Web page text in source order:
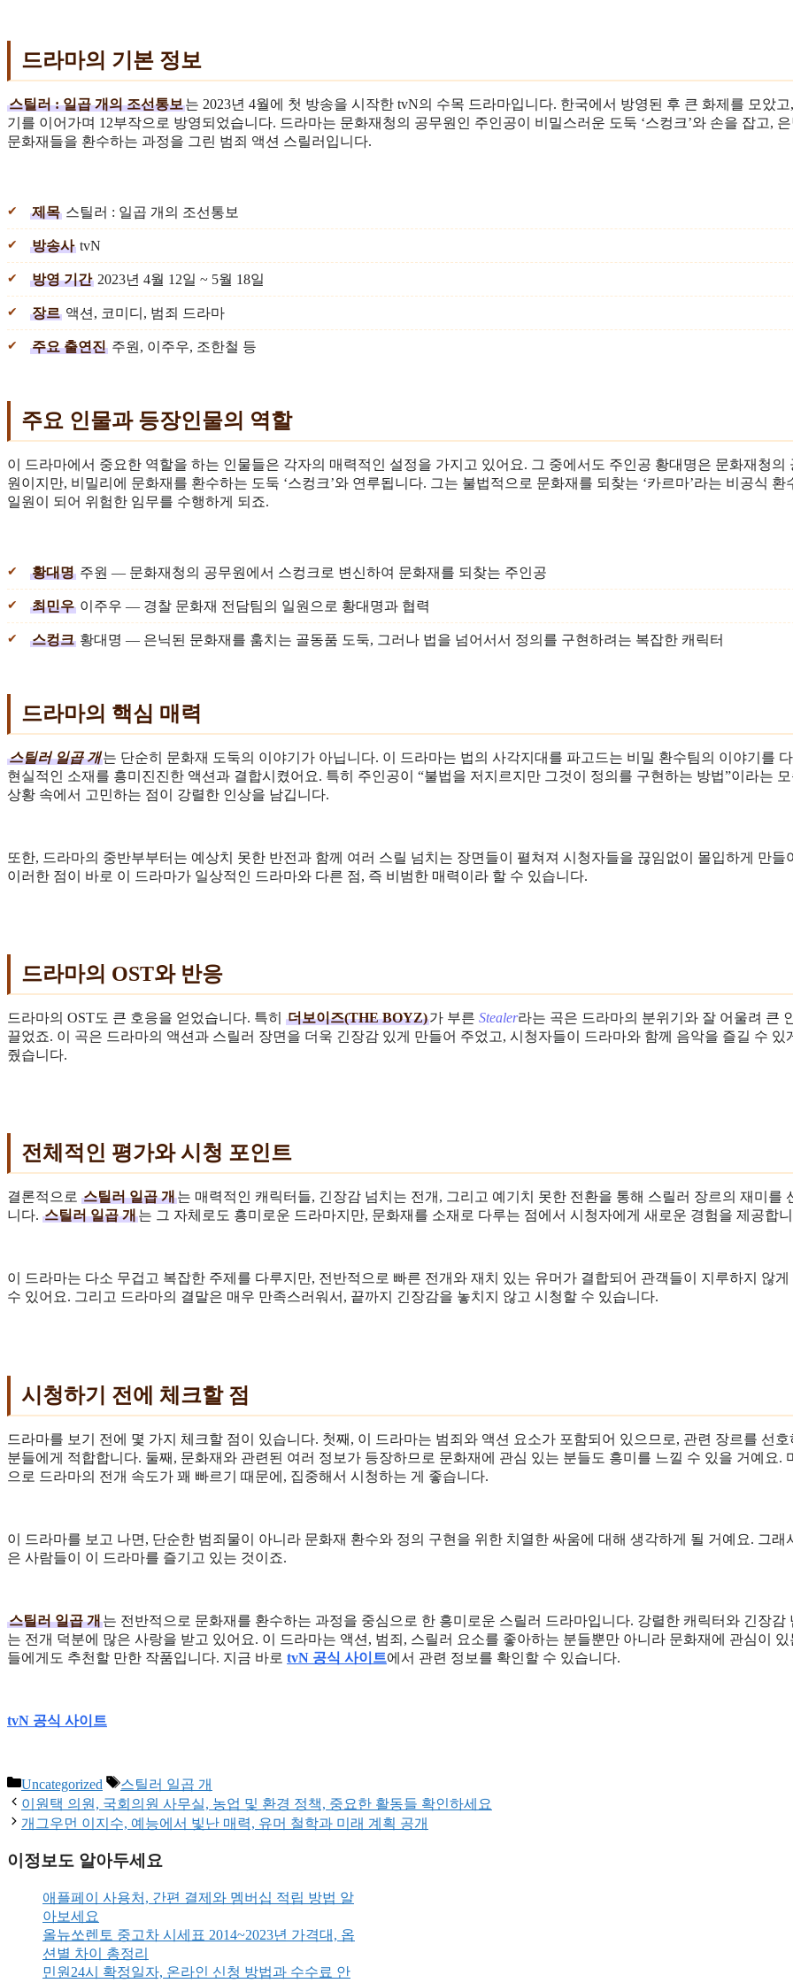
드라마의 기본 정보
스틸러 : 일곱 개의 조선통보는 2023년 4월에 첫 방송을 시작한 tvN의 수목 드라마입니다. 한국에서 방영된 후 큰 화제를 모았고
기를 이어가며 12부작으로 방영되었습니다. 드라마는 문화재청의 공무원인 주인공이 비밀스러운 도둑 ‘스컹크’와 손을 잡고, 은
문화재들을 환수하는 과정을 그린 범죄 액션 스릴러입니다.
제목 스틸러 : 일곱 개의 조선통보
방송사 tvN
방영 기간 2023년 4월 12일 ~ 5월 18일
장르 액션, 코미디, 범죄 드라마
주요 출연진 주원, 이주우, 조한철 등
주요 인물과 등장인물의 역할
이 드라마에서 중요한 역할을 하는 인물들은 각자의 매력적인 설정을 가지고 있어요. 그 중에서도 주인공 황대명은 문화재청의
원이지만, 비밀리에 문화재를 환수하는 도둑 ‘스컹크’와 연루됩니다. 그는 불법적으로 문화재를 되찾는 ‘카르마’라는 비공식 환
일원이 되어 위험한 임무를 수행하게 되죠.
황대명 주원 — 문화재청의 공무원에서 스컹크로 변신하여 문화재를 되찾는 주인공
최민우 이주우 — 경찰 문화재 전담팀의 일원으로 황대명과 협력
스컹크 황대명 — 은닉된 문화재를 훔치는 골동품 도둑, 그러나 법을 넘어서서 정의를 구현하려는 복잡한 캐릭터
드라마의 핵심 매력
스틸러 일곱 개는 단순히 문화재 도둑의 이야기가 아닙니다. 이 드라마는 법의 사각지대를 파고드는 비밀 환수팀의 이야기를
현실적인 소재를 흥미진진한 액션과 결합시켰어요. 특히 주인공이 “불법을 저지르지만 그것이 정의를 구현하는 방법”이라는 모
상황 속에서 고민하는 점이 강렬한 인상을 남깁니다.
또한, 드라마의 중반부부터는 예상치 못한 반전과 함께 여러 스릴 넘치는 장면들이 펼쳐져 시청자들을 끊임없이 몰입하게 만들
이러한 점이 바로 이 드라마가 일상적인 드라마와 다른 점, 즉 비범한 매력이라 할 수 있습니다.
드라마의 OST와 반응
드라마의 OST도 큰 호응을 얻었습니다. 특히 더보이즈(THE BOYZ)가 부른 Stealer라는 곡은 드라마의 분위기와 잘 어울려 큰
끌었죠. 이 곡은 드라마의 액션과 스릴러 장면을 더욱 긴장감 있게 만들어 주었고, 시청자들이 드라마와 함께 음악을 즐길 수 있
줬습니다.
전체적인 평가와 시청 포인트
결론적으로 스틸러 일곱 개는 매력적인 캐릭터들, 긴장감 넘치는 전개, 그리고 예기치 못한 전환을 통해 스릴러 장르의 재미를
니다. 스틸러 일곱 개는 그 자체로도 흥미로운 드라마지만, 문화재를 소재로 다루는 점에서 시청자에게 새로운 경험을 제공합
이 드라마는 다소 무겁고 복잡한 주제를 다루지만, 전반적으로 빠른 전개와 재치 있는 유머가 결합되어 관객들이 지루하지 않게
수 있어요. 그리고 드라마의 결말은 매우 만족스러워서, 끝까지 긴장감을 놓치지 않고 시청할 수 있습니다.
시청하기 전에 체크할 점
드라마를 보기 전에 몇 가지 체크할 점이 있습니다. 첫째, 이 드라마는 범죄와 액션 요소가 포함되어 있으므로, 관련 장르를 선호
분들에게 적합합니다. 둘째, 문화재와 관련된 여러 정보가 등장하므로 문화재에 관심 있는 분들도 흥미를 느낄 수 있을 거예요.
으로 드라마의 전개 속도가 꽤 빠르기 때문에, 집중해서 시청하는 게 좋습니다.
이 드라마를 보고 나면, 단순한 범죄물이 아니라 문화재 환수와 정의 구현을 위한 치열한 싸움에 대해 생각하게 될 거예요. 그래
은 사람들이 이 드라마를 즐기고 있는 것이죠.
스틸러 일곱 개는 전반적으로 문화재를 환수하는 과정을 중심으로 한 흥미로운 스릴러 드라마입니다. 강렬한 캐릭터와 긴장감
는 전개 덕분에 많은 사랑을 받고 있어요. 이 드라마는 액션, 범죄, 스릴러 요소를 좋아하는 분들뿐만 아니라 문화재에 관심이 있
들에게도 추천할 만한 작품입니다. 지금 바로 tvN 공식 사이트에서 관련 정보를 확인할 수 있습니다.
tvN 공식 사이트
Categories
Uncategorized Tags
스틸러 일곱 개
이원택 의원, 국회의원 사무실, 농업 및 환경 정책, 중요한 활동들 확인하세요
개그우먼 이지수, 예능에서 빛난 매력, 유머 철학과 미래 계획 공개
이정보도 알아두세요
애플페이 사용처, 간편 결제와 멤버십 적립 방법 알
아보세요
올뉴쏘렌토 중고차 시세표 2014~2023년 가격대, 옵
션별 차이 총정리
민원24시 확정일자, 온라인 신청 방법과 수수료 안